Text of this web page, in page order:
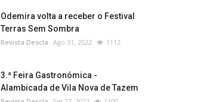
Odemira volta a receber o Festival
Terras Sem Sombra
Revista Descla Ago 31, 2022 1112
3.ª Feira Gastronómica -
Alambicada de Vila Nova de Tazem